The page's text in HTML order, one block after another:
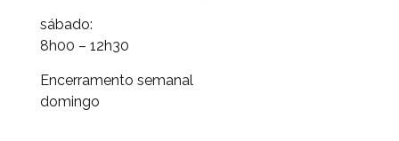
sábado:
8h00 – 12h30
Encerramento semanal
domingo